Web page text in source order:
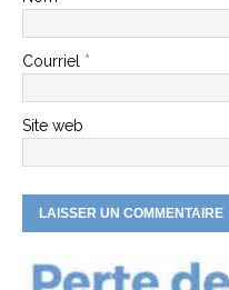
Courriel *
Site web